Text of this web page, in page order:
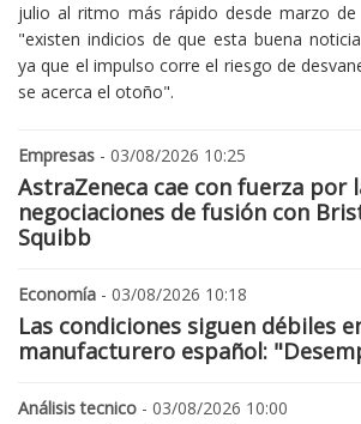
julio al ritmo más rápido desde marzo de
"existen indicios de que esta buena
ya que el impulso corre el riesgo de
se acerca el otoño".
Empresas - 03/08/2026 10:25
AstraZeneca cae con fuerza por
negociaciones de fusión con
Squibb
Economía - 03/08/2026 10:18
Las condiciones siguen débiles
manufacturero español:
Análisis tecnico - 03/08/2026 10:00